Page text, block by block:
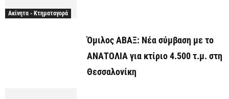
Ακίνητα - Κτηματαγορά
Όμιλος ΑΒΑΞ: Νέα σύμβαση με το
ΑΝΑΤΟΛΙΑ για κτίριο 4.500 τ.μ. στη
Θεσσαλονίκη